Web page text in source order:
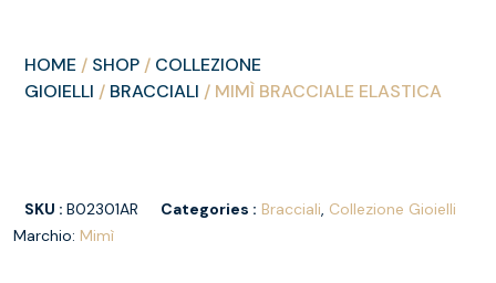
HOME / SHOP / COLLEZIONE
GIOIELLI / BRACCIALI / MIMÌ BRACCIALE ELASTICA
SKU :B02301AR Categories : Bracciali, Collezione Gioielli
Marchio: Mimì